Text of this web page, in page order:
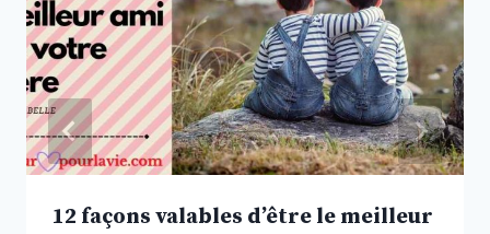
12 façons valables d’être le meilleur